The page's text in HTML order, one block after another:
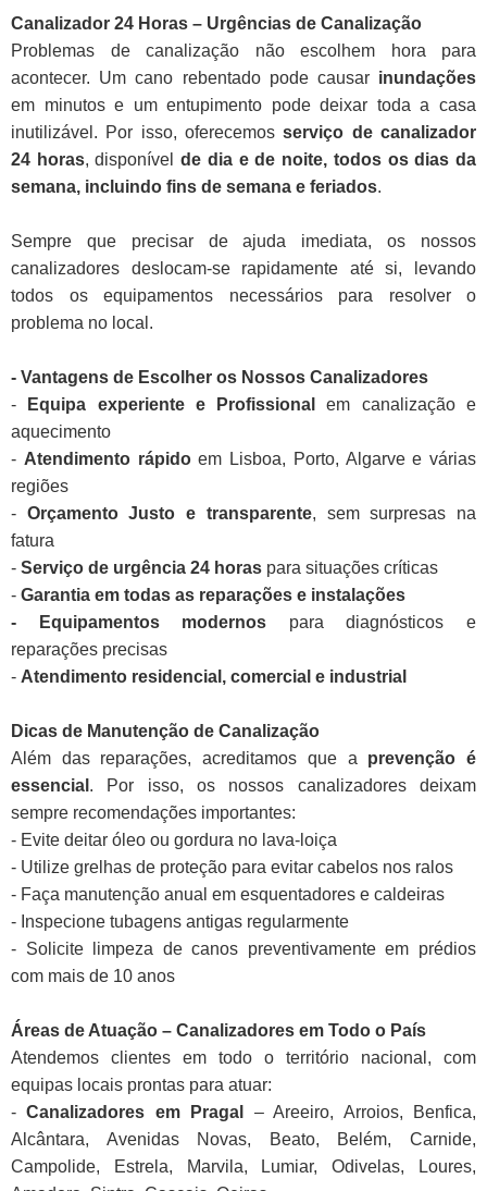
Canalizador 24 Horas – Urgências de Canalização
Problemas de canalização não escolhem hora para
acontecer. Um cano rebentado pode causar inundações
em minutos e um entupimento pode deixar toda a casa
inutilizável. Por isso, oferecemosserviço de canalizador
24 horas, disponívelde dia e de noite, todos os dias da
semana, incluindo fins de semana e feriados.
Sempre que precisar de ajuda imediata, os nossos
canalizadores deslocam-se rapidamente até si, levando
todos os equipamentos necessários para resolver o
problema no local.
- Vantagens de Escolher os Nossos Canalizadores
-
Equipa experiente e Profissional
em canalização e
aquecimento
- Atendimento rápidoem Lisboa, Porto, Algarve e várias
regiões
- Orçamento Justo e transparente, sem surpresas na
fatura
- Serviço de urgência 24 horas para situações críticas
- Garantia em todas as reparações e instalações
- Equipamentos modernos para diagnósticos e
reparações precisas
- Atendimento residencial, comercial e industrial
Dicas de Manutenção de Canalização
Além das reparações, acreditamos que a prevenção é
essencial . Por isso, os nossos canalizadores deixam
sempre recomendações importantes:
- Evite deitar óleo ou gordura no lava-loiça
- Utilize grelhas de proteção para evitar cabelos nos ralos
- Faça manutenção anual em esquentadores e caldeiras
- Inspecione tubagens antigas regularmente
- Solicite limpeza de canos preventivamente em prédios
com mais de 10 anos
Áreas de Atuação – Canalizadores em Todo o País
Atendemos clientes em todo o território nacional, com
equipas locais prontas para atuar:
-Canalizadores em Pragal
– Areeiro, Arroios, Benfica,
Alcântara, Avenidas Novas, Beato, Belém, Carnide,
Campolide, Estrela, Marvila, Lumiar, Odivelas, Loures,